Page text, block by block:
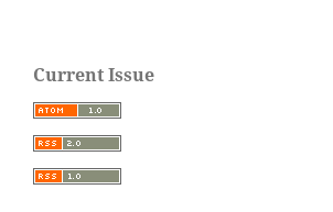
Current Issue